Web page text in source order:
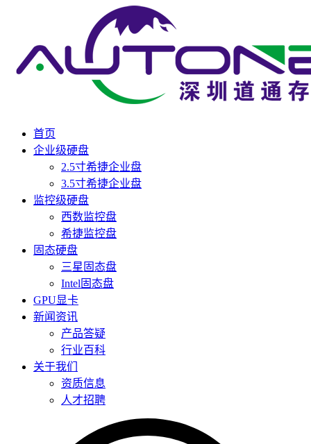
首页
企业级硬盘
2.5寸希捷企业盘
3.5寸希捷企业盘
监控级硬盘
西数监控盘
希捷监控盘
固态硬盘
三星固态盘
Intel固态盘
GPU显卡
新闻资讯
产品答疑
行业百科
关于我们
资质信息
人才招聘